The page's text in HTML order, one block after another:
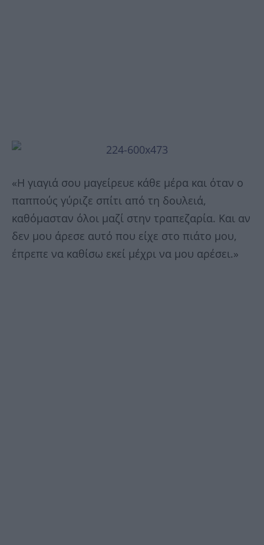
«Η γιαγιά σου μαγείρευε κάθε μέρα και όταν ο
παππούς γύριζε σπίτι από τη δουλειά,
καθόμασταν όλοι μαζί στην τραπεζαρία. Και αν
δεν μου άρεσε αυτό που είχε στο πιάτο μου,
έπρεπε να καθίσω εκεί μέχρι να μου αρέσει.»